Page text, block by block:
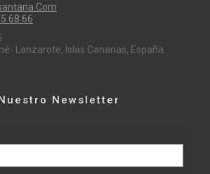
68 66
Lanzarote, Islas Canarias, España.
Newsletter